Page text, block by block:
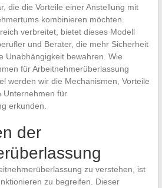
die die Vorteile einer Anstellung mit
kombinieren möchten.
verbreitet, bietet dieses Modell
und Berater, die mehr Sicherheit
Unabhängigkeit bewahren. Wie
für Arbeitnehmerüberlassung
werden wir die Mechanismen, Vorteile
Unternehmen für
erkunden.
der
zu verstehen, ist
zu begreifen. Dieser